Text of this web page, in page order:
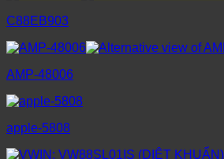
C88EB903
AMP-48006
apple-5808